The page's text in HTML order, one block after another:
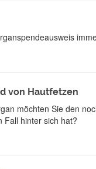
von Hautfetzen
möchten Sie den
Fall hinter sich hat?